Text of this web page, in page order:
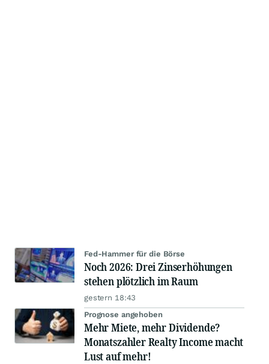
Fed-Hammer für die Börse
Noch 2026: Drei Zinserhöhungen
stehen plötzlich im Raum
gestern 18:43
Prognose angehoben
Mehr Miete, mehr Dividende?
Monatszahler Realty Income macht
Lust auf mehr!